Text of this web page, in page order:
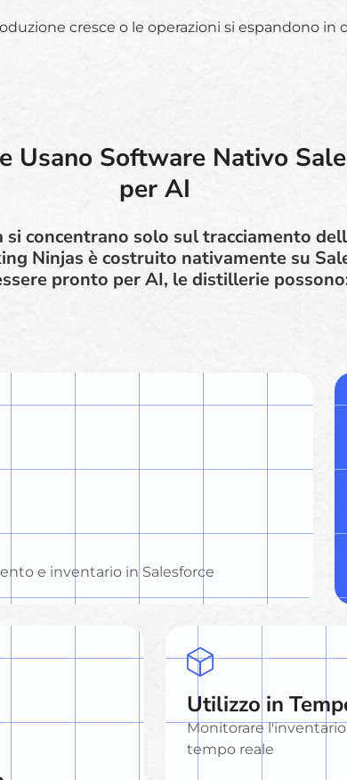
cresce o le operazioni si espandono in
Usano Software Nativo
per AI
concentrano solo sul tracciamento
Ninjas è costruito nativamente su
pronto per AI, le distillerie
e inventario in Salesforce
Utilizzo in
Monitorare
tempo reale